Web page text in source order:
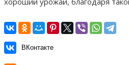
ВКонтакте